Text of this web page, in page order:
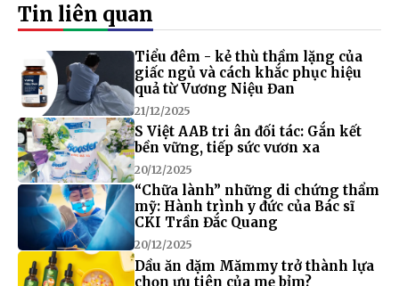
Tin liên quan
Tiểu đêm - kẻ thù thầm lặng của
giấc ngủ và cách khắc phục hiệu
quả từ Vương Niệu Đan
21/12/2025
S Việt AAB tri ân đối tác: Gắn kết
bền vững, tiếp sức vươn xa
20/12/2025
“Chữa lành” những di chứng thẩm
mỹ: Hành trình y đức của Bác sĩ
CKI Trần Đắc Quang
20/12/2025
Dầu ăn dặm Mămmy trở thành lựa
chọn ưu tiên của mẹ bỉm?